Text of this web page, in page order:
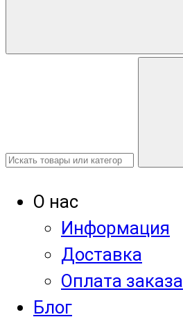
О нас
Информация
Доставка
Оплата заказа
Блог